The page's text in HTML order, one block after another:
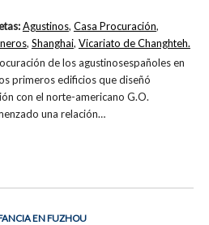
de los agustinosespañoles en
primeros edificios que diseñó
con el norte-americano G.O.
una relación…
Agustinos, Casa Procuración,
, Shanghai, Vicariato de Changhteh.
EN FUZHOU